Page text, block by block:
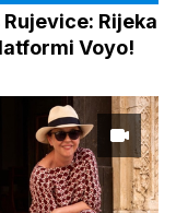
Rijeka
Voyo!